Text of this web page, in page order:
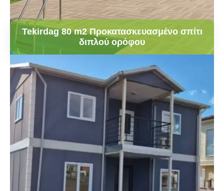
Tekirdag 80 m2 Προκατασκευασμένο σπίτι
διπλού ορόφου